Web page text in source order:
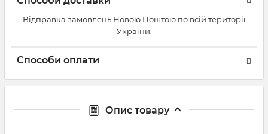
Відправка замовлень Новою Поштою по всій території
України;
Способи оплати
Опис товару